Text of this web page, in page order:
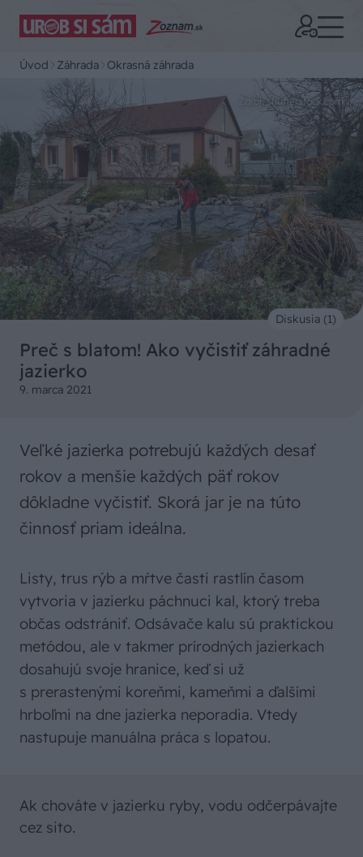
Úvod Záhrada Okrasná záhrada
Zdroj: shutterstock.com
Preč s blatom! Ako vyčistiť záhradné
jazierko
9. marca 2021
Diskusia (1)
Veľké jazierka potrebujú každých desať
rokov a menšie každých päť rokov
dôkladne vyčistiť. Skorá jar je na túto
činnosť priam ideálna.
Listy, trus rýb a mŕtve časti rastlín časom
vytvoria v jazierku páchnuci kal, ktorý treba
občas odstrániť. Odsávače kalu sú praktickou
metódou, ale v takmer prírodných jazierkach
dosahujú svoje hranice, keď si už
s prerastenými koreňmi, kameňmi a ďalšími
hrboľmi na dne jazierka neporadia. Vtedy
nastupuje manuálna práca s lopatou.
Ak chováte v jazierku ryby, vodu odčerpávajte
cez sito.